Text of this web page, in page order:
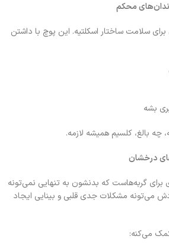
محکم
سلامت ساختار اسکلتیه. این پوچ با داشتن
بشه
بالغ، کلسیم همیشه لازمه.
درخشان
برای گربه‌هاست که بدنشون به تنهایی نمی‌تونه
می‌تونه مشکلات جدی قلبی و بینایی ایجاد
می‌کنه: